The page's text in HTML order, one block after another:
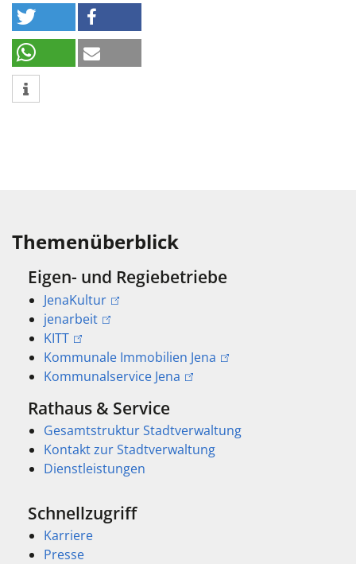
Themenüberblick
Eigen- und Regiebetriebe
JenaKultur
jenarbeit
KITT
Kommunale Immobilien Jena
Kommunalservice Jena
Rathaus & Service
Gesamtstruktur Stadtverwaltung
Kontakt zur Stadtverwaltung
Dienstleistungen
Schnellzugriff
Karriere
Presse